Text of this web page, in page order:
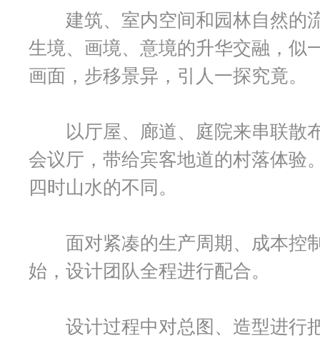
建筑、室内空间和园林自然的
生境、画境、意境的升华交融，似
画面，步移景异，引人一探究竟。
以厅屋、廊道、庭院来串联散
会议厅，带给宾客地道的村落体验
四时山水的不同。
面对紧凑的生产周期、成本控
始，设计团队全程进行配合。
设计过程中对总图、造型进行